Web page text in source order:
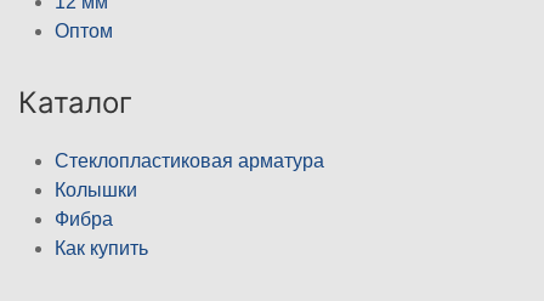
Оптом
Каталог
Стеклопластиковая арматура
Колышки
Фибра
Как купить